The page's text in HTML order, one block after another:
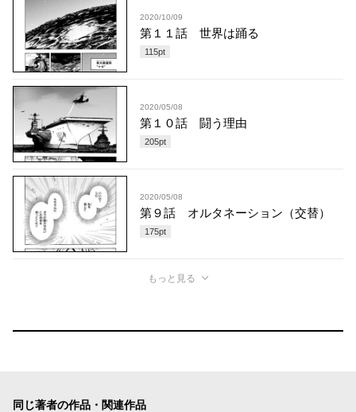
2020/10/09
第１１話 世界は踊る
115pt
2020/05/08
第１０話 闘う理由
205pt
2020/05/08
第９話 オルタネーション（交替）
175pt
もっと見る
同じ著者の作品・関連作品